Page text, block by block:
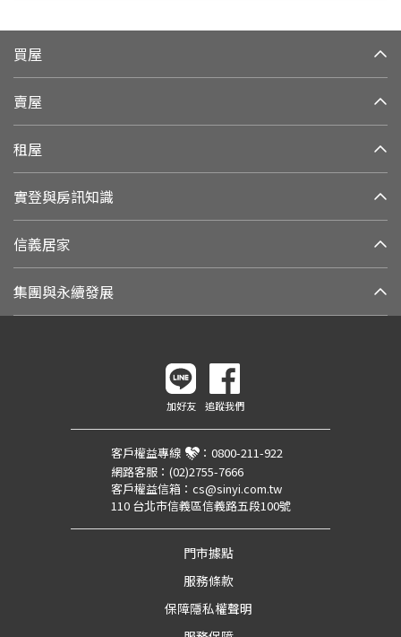
買屋
賣屋
租屋
實登與房訊知識
信義居家
集團與永續發展
加好友 追蹤我們
客戶權益專線 ： 0800-211-922
網路客服： (02)2755-7666
客戶權益信箱： cs@sinyi.com.tw
110 台北市信義區信義路五段100號
門市據點
服務條款
保障隱私權聲明